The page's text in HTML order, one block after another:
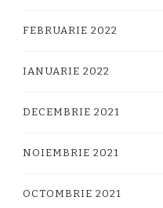
FEBRUARIE 2022
IANUARIE 2022
DECEMBRIE 2021
NOIEMBRIE 2021
OCTOMBRIE 2021